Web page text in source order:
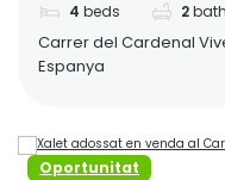
4 beds 2
Carrer del Cardenal
Espanya
Oportunitat